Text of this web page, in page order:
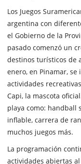
Los Juegos
argentina con
el Gobierno de la
pasado comenzó un
destinos turísticos de
enero, en Pinamar,
actividades
Capi, la mascota
playa como: handball
inflable, carrera de
muchos juegos más.
La programación
actividades abiertas